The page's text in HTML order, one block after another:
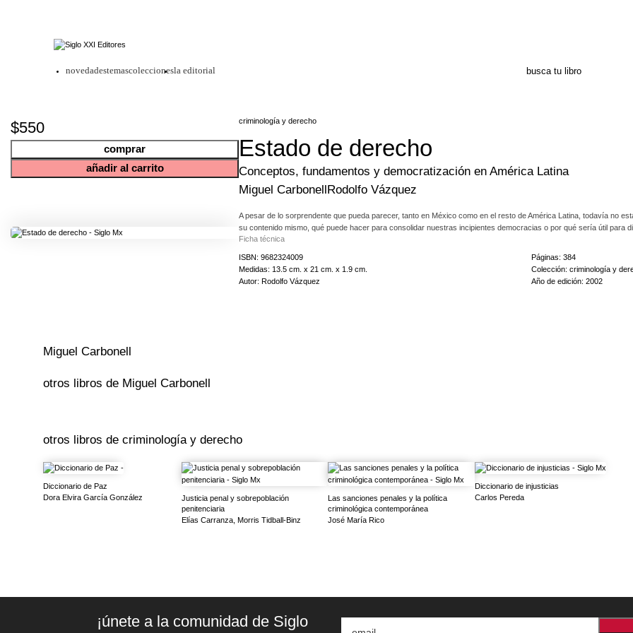
novedadestemascoleccionesla editorial
$550
añadir al carrito
comprar
criminología y derecho
Estado de derecho
Conceptos, fundamentos y democratización en América Latina
Miguel CarbonellRodolfo Vázquez
A pesar de lo sorprendente que pueda parecer, tanto en México como en el resto de América Latina, todavía no
su contenido mismo, qué puede hacer para consolidar nuestras incipientes democracias o por qué sería útil para
...
parecer, tanto en México como en el resto de América Latina, todavía no están claros ni siquiera los fundamentos
Ficha técnica
ISBN: 9682324009
Páginas: 384
Medidas: 13.5 cm. x 21 cm. x 1.9 cm.
Colección: criminología y
Autor: Rodolfo Vázquez
Año de edición: 2002
Miguel Carbonell
otros libros de Miguel Carbonell
otros libros de criminología y derecho
Diccionario de Paz
Dora Elvira García González
Justicia penal y sobrepoblación
penitenciaria
Elías Carranza, Morris Tidball-Binz
Las sanciones penales y la política
criminológica contemporánea
José María Rico
Diccionario de injusticias
Carlos Pereda
¡únete a la comunidad de Siglo